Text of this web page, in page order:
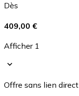
Dès
409,00 €
Afficher 1
Offre sans lien direct